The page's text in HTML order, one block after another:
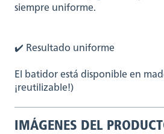
siempre uniforme.
✔️ Resultado uniforme
El batidor está disponible en
¡reutilizable!)
IMÁGENES DEL